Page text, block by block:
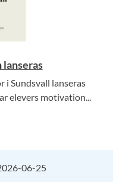
i Sundsvall lanseras
elevers motivation...
06-25